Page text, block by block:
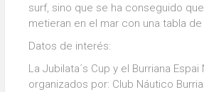
surf, sino que se ha conseguido
metieran en el mar con una tabla
Datos de interés:
La Jubilata´s Cup y el Burriana
organizados por: Club Náutico